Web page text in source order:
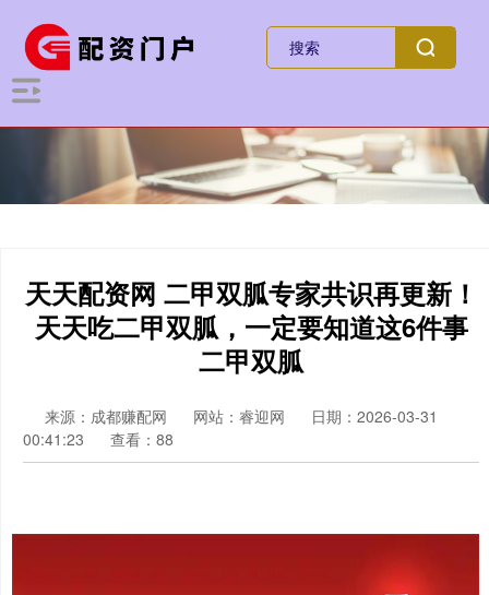
天天配资网 二甲双胍专家共识再更新！
天天吃二甲双胍，一定要知道这6件事
二甲双胍
来源：成都赚配网 网站：睿迎网
日期：2026-03-31
00:41:23
查看：88